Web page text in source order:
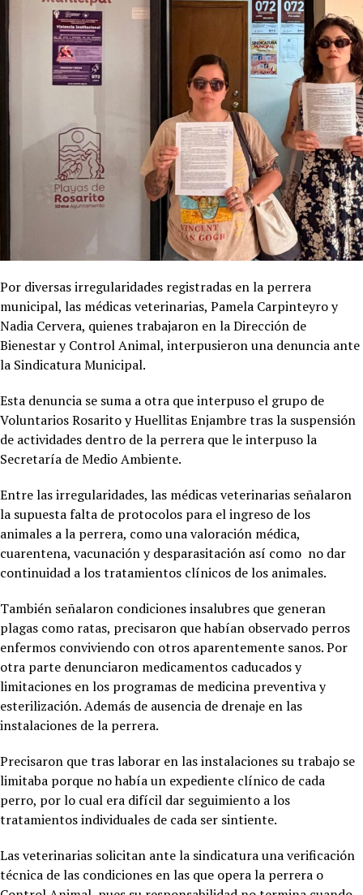
Por diversas irregularidades registradas en la perrera
municipal, las médicas veterinarias, Pamela Carpinteyro y
Nadia Cervera, quienes trabajaron en la Dirección de
Bienestar y Control Animal, interpusieron una denuncia ante
la Sindicatura Municipal.
Esta denuncia se suma a otra que interpuso el grupo de
Voluntarios Rosarito y Huellitas Enjambre tras la suspensión
de actividades dentro de la perrera que le interpuso la
Secretaría de Medio Ambiente.
Entre las irregularidades, las médicas veterinarias señalaron
la supuesta falta de protocolos para el ingreso de los
animales a la perrera, como una valoración médica,
cuarentena, vacunación y desparasitación así como no dar
continuidad a los tratamientos clínicos de los animales.
También señalaron condiciones insalubres que generan
plagas como ratas, precisaron que habían observado perros
enfermos conviviendo con otros aparentemente sanos. Por
otra parte denunciaron medicamentos caducados y
limitaciones en los programas de medicina preventiva y
esterilización. Además de ausencia de drenaje en las
instalaciones de la perrera.
Precisaron que tras laborar en las instalaciones su trabajo se
limitaba porque no había un expediente clínico de cada
perro, por lo cual era difícil dar seguimiento a los
tratamientos individuales de cada ser sintiente.
Las veterinarias solicitan ante la sindicatura una verificación
técnica de las condiciones en las que opera la perrera o